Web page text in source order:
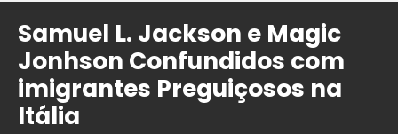
Samuel L. Jackson e Magic
Jonhson Confundidos com
imigrantes Preguiçosos na
Itália